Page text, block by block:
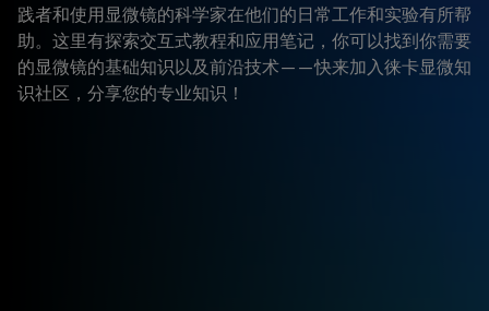
践者和使用显微镜的科学家在他们的日常工作和实验有所帮
助。这里有探索交互式教程和应用笔记，你可以找到你需要
的显微镜的基础知识以及前沿技术——快来加入徕卡显微知
识社区，分享您的专业知识！